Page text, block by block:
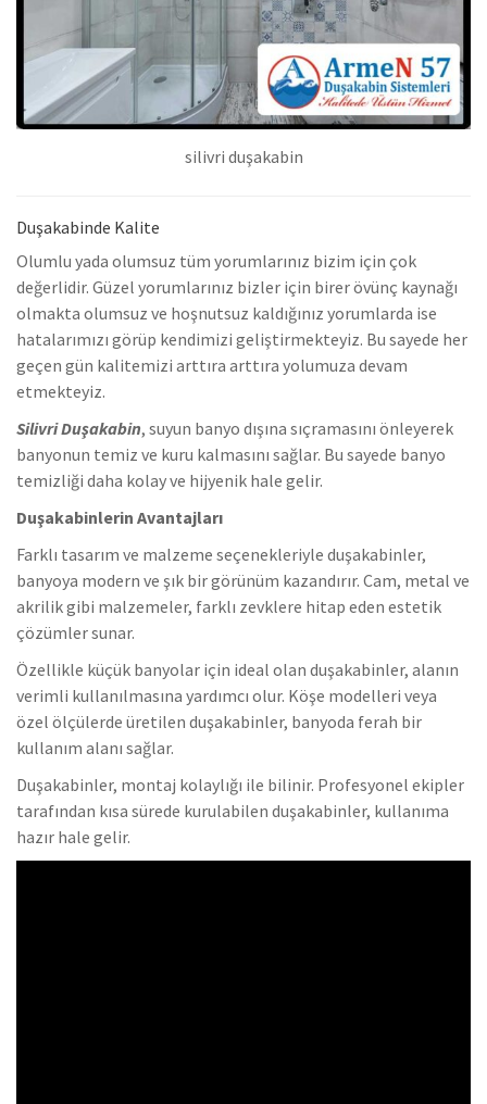
silivri duşakabin
Duşakabinde Kalite
Olumlu yada olumsuz tüm yorumlarınız bizim için çok
değerlidir. Güzel yorumlarınız bizler için birer övünç kaynağı
olmakta olumsuz ve hoşnutsuz kaldığınız yorumlarda ise
hatalarımızı görüp kendimizi geliştirmekteyiz. Bu sayede her
geçen gün kalitemizi arttıra arttıra yolumuza devam
etmekteyiz.
Silivri Duşakabin, suyun banyo dışına sıçramasını önleyerek
banyonun temiz ve kuru kalmasını sağlar. Bu sayede banyo
temizliği daha kolay ve hijyenik hale gelir.
Duşakabinlerin Avantajları
Farklı tasarım ve malzeme seçenekleriyle duşakabinler,
banyoya modern ve şık bir görünüm kazandırır. Cam, metal ve
akrilik gibi malzemeler, farklı zevklere hitap eden estetik
çözümler sunar.
Özellikle küçük banyolar için ideal olan duşakabinler, alanın
verimli kullanılmasına yardımcı olur. Köşe modelleri veya
özel ölçülerde üretilen duşakabinler, banyoda ferah bir
kullanım alanı sağlar.
Duşakabinler, montaj kolaylığı ile bilinir. Profesyonel ekipler
tarafından kısa sürede kurulabilen duşakabinler, kullanıma
hazır hale gelir.